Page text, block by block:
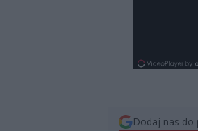
Dodaj nas do